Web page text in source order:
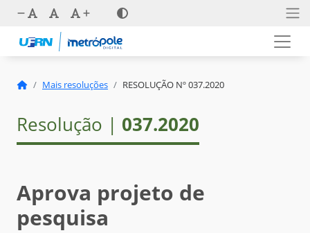
Mais resoluções RESOLUÇÃO Nº 037.2020
Resolução | 037.2020
Aprova projeto de
pesquisa